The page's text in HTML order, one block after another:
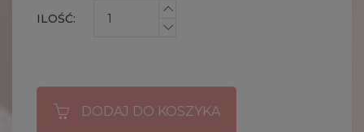
ILOŚĆ:
DODAJ DO KOSZYKA